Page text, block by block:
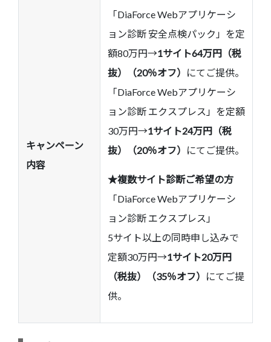
キャンペーン
内容
「DiaForce Webアプリケーシ
ョン診断 安全点検パック」を定
額80万円→1サイト64万円（税
抜）（20％オフ）
にてご提供。
「DiaForce Webアプリケーシ
ョン診断 エクスプレス」を定額
30万円→1サイト24万円（税
抜）（20％オフ）
にてご提供。
★複数サイト診断ご希望の方
「DiaForce Webアプリケーシ
ョン診断 エクスプレス」
5サイト以上の同時申し込みで
定額30万円→1サイト20万円
（税抜）（35％オフ）
にてご提
供。